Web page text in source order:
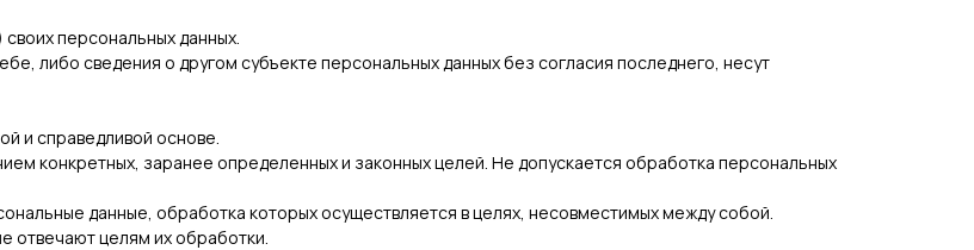
персональных данных.
либо сведения о другом субъекте персональных данных без согласия последнего, несут
и справедливой основе.
конкретных, заранее определенных и законных целей. Не допускается обработка персональных
данные, обработка которых осуществляется в целях, несовместимых между собой.
отвечают целям их обработки.